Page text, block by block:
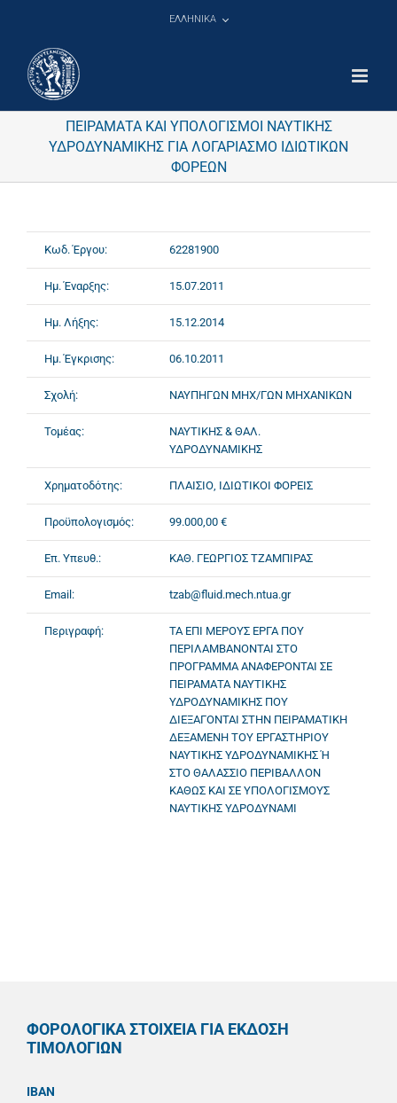
ΕΛΛΗΝΙΚΑ
ΠΕΙΡΑΜΑΤΑ ΚΑΙ ΥΠΟΛΟΓΙΣΜΟΙ ΝΑΥΤΙΚΗΣ
ΥΔΡΟΔΥΝΑΜΙΚΗΣ ΓΙΑ ΛΟΓΑΡΙΑΣΜΟ ΙΔΙΩΤΙΚΩΝ
ΦΟΡΕΩΝ
Κωδ. Έργου: 62281900
Ημ. Έναρξης: 15.07.2011
Ημ. Λήξης: 15.12.2014
Ημ. Έγκρισης: 06.10.2011
Σχολή: ΝΑΥΠΗΓΩΝ ΜΗΧ/ΓΩΝ ΜΗΧΑΝΙΚΩΝ
Τομέας:
ΝΑΥΤΙΚΗΣ & ΘΑΛ.
ΥΔΡΟΔΥΝΑΜΙΚΗΣ
Χρηματοδότης: ΠΛΑΙΣΙΟ, ΙΔΙΩΤΙΚΟΙ ΦΟΡΕΙΣ
Προϋπολογισμός: 99.000,00 €
Επ. Υπευθ.: ΚΑΘ. ΓΕΩΡΓΙΟΣ ΤΖΑΜΠΙΡΑΣ
Email: tzab@fluid.mech.ntua.gr
Περιγραφή:
ΤΑ ΕΠΙ ΜΕΡΟΥΣ ΕΡΓΑ ΠΟΥ
ΠΕΡΙΛΑΜΒΑΝΟΝΤΑΙ ΣΤΟ
ΠΡΟΓΡΑΜΜΑ ΑΝΑΦΕΡΟΝΤΑΙ ΣΕ
ΠΕΙΡΑΜΑΤΑ ΝΑΥΤΙΚΗΣ
ΥΔΡΟΔΥΝΑΜΙΚΗΣ ΠΟΥ
ΔΙΕΞΑΓΟΝΤΑΙ ΣΤΗΝ ΠΕΙΡΑΜΑΤΙΚΗ
ΔΕΞΑΜΕΝΗ ΤΟΥ ΕΡΓΑΣΤΗΡΙΟΥ
ΝΑΥΤΙΚΗΣ ΥΔΡΟΔΥΝΑΜΙΚΗΣ Ή
ΣΤΟ ΘΑΛΑΣΣΙΟ ΠΕΡΙΒΑΛΛΟΝ
ΚΑΘΩΣ ΚΑΙ ΣΕ ΥΠΟΛΟΓΙΣΜΟΥΣ
ΝΑΥΤΙΚΗΣ ΥΔΡΟΔΥΝΑΜΙ
ΦΟΡΟΛΟΓΙΚΑ ΣΤΟΙΧΕΙΑ ΓΙΑ ΕΚΔΟΣΗ
ΤΙΜΟΛΟΓΙΩΝ
IBAN